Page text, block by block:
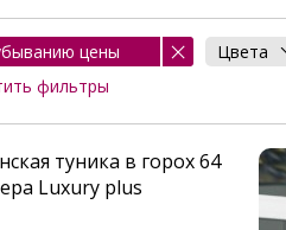
цены Цвета
фильтры